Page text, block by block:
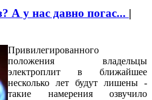
А у нас давно погас... |
Привилегированного
положения владельцы
электроплит в ближайшее
несколько лет будут лишены -
такие намерения озвучило